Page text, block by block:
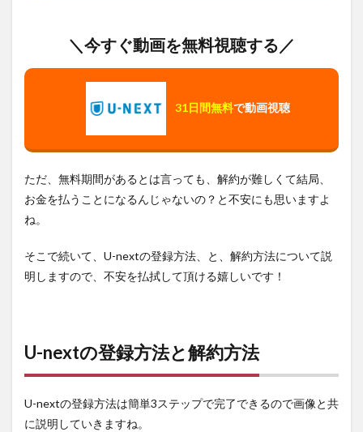
＼今すぐ動画を無料視聴する／
31日間無料で動画視聴
ただ、無料期間があるとは言っても、解約が難しくて結局、
お金を払うことになるんじゃないの？と不安にも思いますよ
ね。
そこで続いて、U-nextの登録方法、と、解約方法について説
明しますので、不安を払拭して頂ける嬉しいです！
U-nextの登録方法と解約方法
U-nextの登録方法は簡単3ステップで完了できるので画像と共
に説明していきますね。